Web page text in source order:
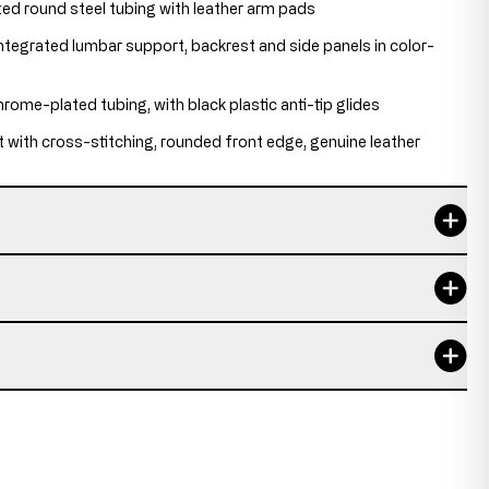
round steel tubing with leather arm pads
lumbar support, backrest and side panels in color-
plated tubing, with black plastic anti-tip glides
cross-stitching, rounded front edge, genuine leather
item